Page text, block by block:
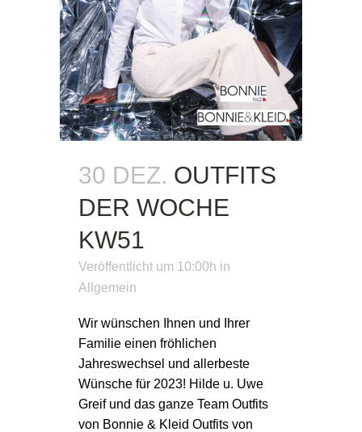
30 DEZ. OUTFITS
DER WOCHE
KW51
Veröffentlicht um 10:00h in
Allgemein
Wir wünschen Ihnen und Ihrer
Familie einen fröhlichen
Jahreswechsel und allerbeste
Wünsche für 2023! Hilde u. Uwe
Greif und das ganze Team Outfits
von Bonnie & Kleid Outfits von